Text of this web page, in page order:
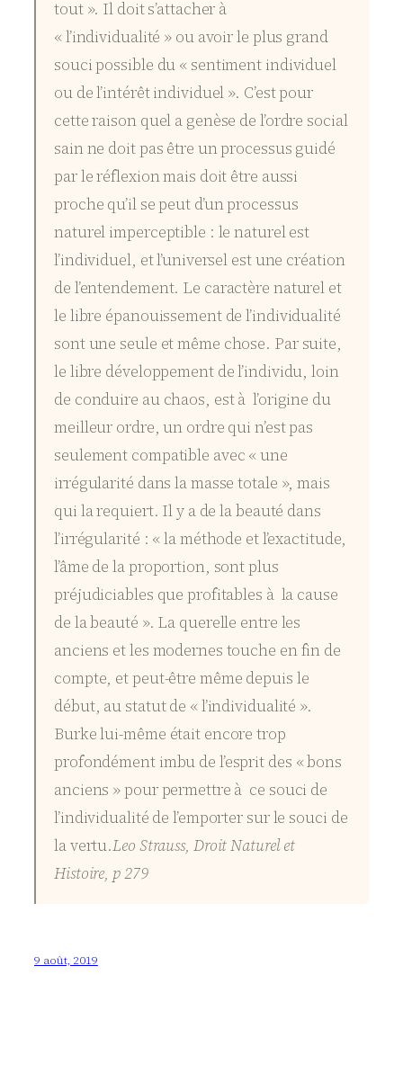
tout ». Il doit s’attacher à
« l’individualité » ou avoir le plus grand
souci possible du « sentiment individuel
ou de l’intérêt individuel ». C’est pour
cette raison quel a genèse de l’ordre social
sain ne doit pas être un processus guidé
par le réflexion mais doit être aussi
proche qu’il se peut d’un processus
naturel imperceptible : le naturel est
l’individuel, et l’universel est une création
de l’entendement. Le caractère naturel et
le libre épanouissement de l’individualité
sont une seule et même chose. Par suite,
le libre développement de l’individu, loin
de conduire au chaos, est à l’origine du
meilleur ordre, un ordre qui n’est pas
seulement compatible avec « une
irrégularité dans la masse totale », mais
qui la requiert. Il y a de la beauté dans
l’irrégularité : « la méthode et l’exactitude,
l’âme de la proportion, sont plus
préjudiciables que profitables à la cause
de la beauté ». La querelle entre les
anciens et les modernes touche en fin de
compte, et peut-être même depuis le
début, au statut de « l’individualité ».
Burke lui-même était encore trop
profondément imbu de l’esprit des « bons
anciens » pour permettre à ce souci de
l’individualité de l’emporter sur le souci de
la vertu.Leo Strauss, Droit Naturel et
Histoire, p 279
9 août, 2019